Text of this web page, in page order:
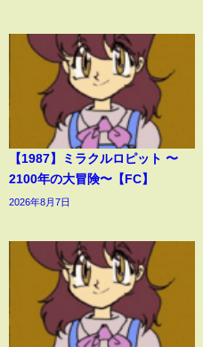
【1987】ミラクルロピット 〜
2100年の大冒険〜【FC】
2026年8月7日